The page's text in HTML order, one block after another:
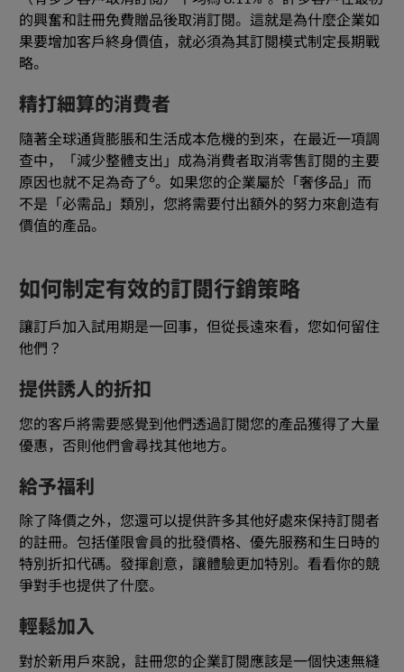
的興奮和註冊免費贈品後取消訂閱。這就是為什麼企業如
果要增加客戶終身價值，就必須為其訂閱模式制定長期戰
略。
精打細算的消費者
隨著全球通貨膨脹和生活成本危機的到來，在最近一項調
查中，「減少整體支出」成為消費者取消零售訂閱的主要
原因也就不足為奇了6。如果您的企業屬於「奢侈品」而
不是「必需品」類別，您將需要付出額外的努力來創造有
價值的產品。
如何制定有效的訂閱行銷策略
讓訂戶加入試用期是一回事，但從長遠來看，您如何留住
他們？
提供誘人的折扣
您的客戶將需要感覺到他們透過訂閱您的產品獲得了大量
優惠，否則他們會尋找其他地方。
給予福利
除了降價之外，您還可以提供許多其他好處來保持訂閱者
的註冊。包括僅限會員的批發價格、優先服務和生日時的
特別折扣代碼。發揮創意，讓體驗更加特別。看看你的競
爭對手也提供了什麼。
輕鬆加入
對於新用戶來說，註冊您的企業訂閱應該是一個快速無縫